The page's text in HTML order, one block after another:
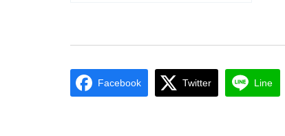
Facebook Twitter Line